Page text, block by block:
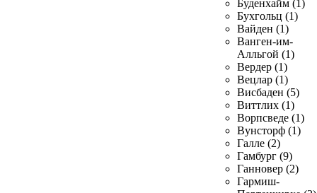
Буденхайм (1)
Бухгольц (1)
Вайден (1)
Ванген-им-
Алльгой (1)
Вердер (1)
Вецлар (1)
Висбаден (5)
Виттлих (1)
Ворпсведе (1)
Вунсторф (1)
Галле (2)
Гамбург (9)
Ганновер (2)
Гармиш-